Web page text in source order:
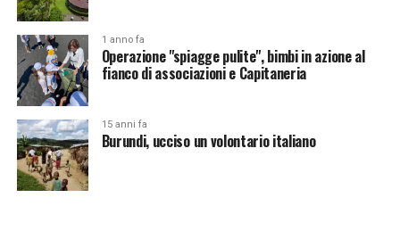
1 anno fa
Operazione "spiagge pulite", bimbi in azione al
fianco di associazioni e Capitaneria
15 anni fa
Burundi, ucciso un volontario italiano